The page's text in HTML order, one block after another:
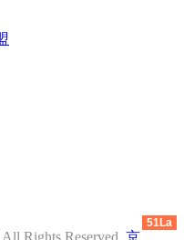
Rights Reserved. 京
51La